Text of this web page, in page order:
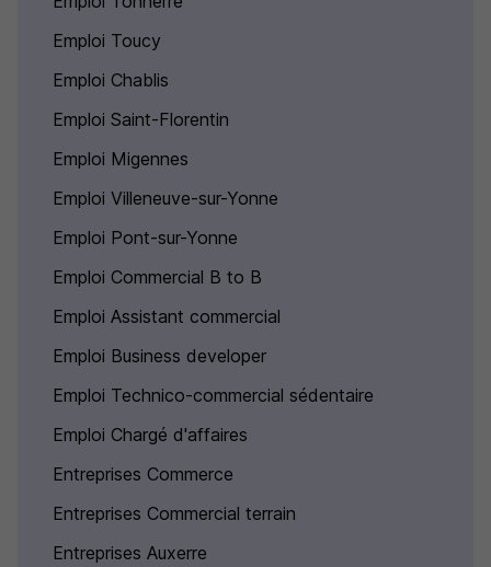
Emploi Toucy
Emploi Chablis
Emploi Saint-Florentin
Emploi Migennes
Emploi Villeneuve-sur-Yonne
Emploi Pont-sur-Yonne
Emploi Commercial B to B
Emploi Assistant commercial
Emploi Business developer
Emploi Technico-commercial sédentaire
Emploi Chargé d'affaires
Entreprises Commerce
Entreprises Commercial terrain
Entreprises Auxerre